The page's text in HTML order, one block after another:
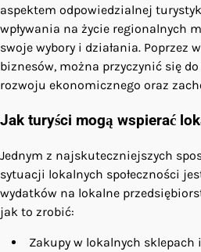
aspektem odpowiedzialnej
wpływania na życie regionalnych
swoje wybory i działania. Poprzez
biznesów, można przyczynić się
rozwoju ekonomicznego oraz
Jak turyści mogą wspierać
Jednym z najskuteczniejszych
sytuacji lokalnych społeczności
wydatków na lokalne
jak to zrobić:
Zakupy w lokalnych